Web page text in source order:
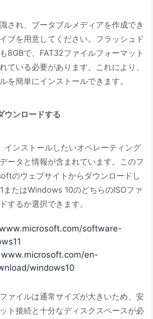
され、ブータブルメディアを作成でき
ブを用意してください。フラッシュド
8GBで、FAT32ファイルフォーマット
ている必要があります。これにより、
を簡単にインストールできます。
ウンロードする
インストールしたいオペレーティング
ータと情報が含まれています。このフ
のウェブサイトからダウンロードし
またはWindows 10のどちらのISOファ
するか選択できます。
software-
www.microsoft.com/en-
windows10
ァイルは通常サイズが大きいため、安
ト接続と十分なディスクスペースが必